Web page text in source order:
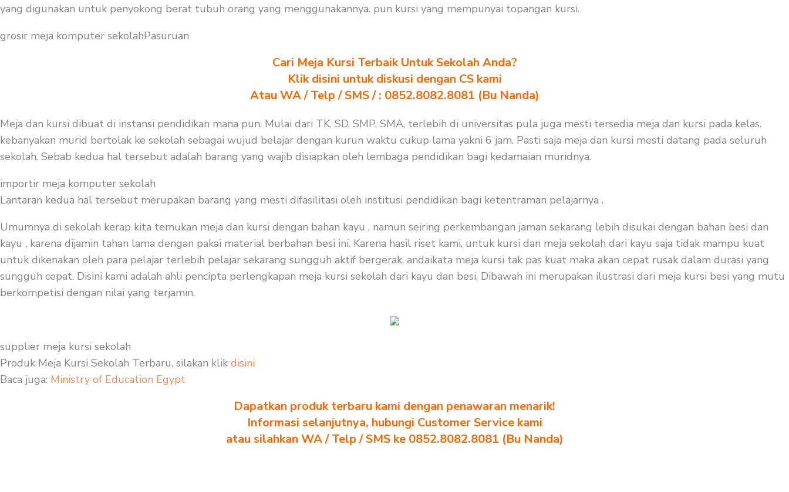
yang digunakan untuk penyokong berat tubuh orang yang menggunakannya. pun kursi yang mempunyai topangan kursi.
grosir meja komputer sekolahPasuruan
Cari Meja Kursi Terbaik Untuk Sekolah Anda?
Klik disini untuk diskusi dengan CS kami
Atau WA / Telp / SMS / : 0852.8082.8081 (Bu Nanda)
Meja dan kursi dibuat di instansi pendidikan mana pun. Mulai dari TK, SD, SMP, SMA, terlebih di universitas pula juga mesti tersedia meja dan kursi pada kelas.
kebanyakan murid bertolak ke sekolah sebagai wujud belajar dengan kurun waktu cukup lama yakni 6 jam. Pasti saja meja dan kursi mesti datang pada seluruh
sekolah. Sebab kedua hal tersebut adalah barang yang wajib disiapkan oleh lembaga pendidikan bagi kedamaian muridnya.
importir meja komputer sekolah
Lantaran kedua hal tersebut merupakan barang yang mesti difasilitasi oleh institusi pendidikan bagi ketentraman pelajarnya .
Umumnya di sekolah kerap kita temukan meja dan kursi dengan bahan kayu , namun seiring perkembangan jaman sekarang lebih disukai dengan bahan besi dan
kayu , karena dijamin tahan lama dengan pakai material berbahan besi ini. Karena hasil riset kami, untuk kursi dan meja sekolah dari kayu saja tidak mampu kuat
untuk dikenakan oleh para pelajar terlebih pelajar sekarang sungguh aktif bergerak, andaikata meja kursi tak pas kuat maka akan cepat rusak dalam durasi yang
sungguh cepat. Disini kami adalah ahli pencipta perlengkapan meja kursi sekolah dari kayu dan besi, Dibawah ini merupakan ilustrasi dari meja kursi besi yang mutu
berkompetisi dengan nilai yang terjamin.
supplier meja kursi sekolah
Produk Meja Kursi Sekolah Terbaru, silakan klik disini
Baca juga: Ministry of Education Egypt
Dapatkan produk terbaru kami dengan penawaran menarik!
Informasi selanjutnya, hubungi Customer Service kami
atau silahkan WA / Telp / SMS ke 0852.8082.8081 (Bu Nanda)